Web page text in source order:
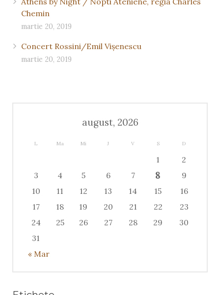
Chemin
martie 20, 2019
Concert Rossini/Emil Vişenescu
martie 20, 2019
august, 2026
L Ma Mi J V S D
« Mar
1
2
3
4 5 6 7 8
9
10
11 12 13 14 15
16
17
18 19 20 21 22
23
24
25 26 27 28 29
30
31